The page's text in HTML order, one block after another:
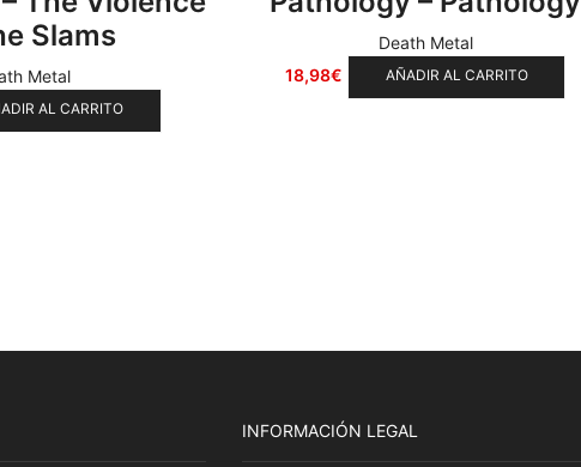
Slams
Metal
AL CARRITO
Death Metal
18,98€ AÑADIR AL CARRITO
INFORMACIÓN LEGAL